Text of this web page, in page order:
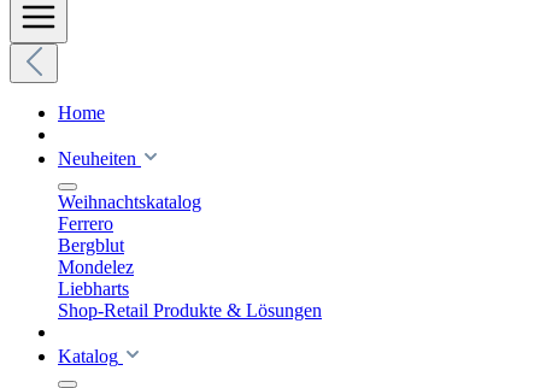
Home
Neuheiten
Weihnachtskatalog
Ferrero
Bergblut
Mondelez
Liebharts
Shop-Retail Produkte & Lösungen
Katalog